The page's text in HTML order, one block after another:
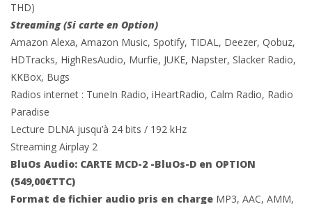
THD)
Streaming (Si carte en Option)
Amazon Alexa, Amazon Music, Spotify, TIDAL, Deezer, Qobuz,
HDTracks, HighResAudio, Murfie, JUKE, Napster, Slacker Radio,
KKBox, Bugs
Radios internet : TuneIn Radio, iHeartRadio, Calm Radio, Radio
Paradise
Lecture DLNA jusqu’à 24 bits / 192 kHz
Streaming Airplay 2
BluOs Audio: CARTE MCD-2 -BluOs-D en OPTION
(549,00€TTC)
Format de fichier audio pris en charge MP3, AAC, AMM,